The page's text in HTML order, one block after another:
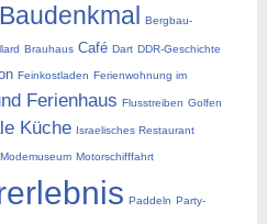
Baudenkmal Bergbau-
Brauhaus Café Dart DDR-Geschichte
Feinkostladen Ferienwohnung im
Ferienhaus Flusstreiben Golfen
Küche Israelisches Restaurant
Modemuseum Motorschifffahrt
Paddeln Party-